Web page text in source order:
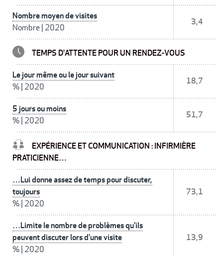
Nombre moyen de visites
Nombre 2020
3,4
TEMPS D'ATTENTE POUR UN RENDEZ-VOUS
Le jour même ou le jour suivant
% 2020
18,7
5 jours ou moins
% 2020
51,7
EXPÉRIENCE ET COMMUNICATION : INFIRMIÈRE
PRATICIENNE…
…Lui donne assez de temps pour discuter,
toujours
% 2020
73,1
…Limite le nombre de problèmes qu'ils
peuvent discuter lors d'une visite
% 2020
13,9